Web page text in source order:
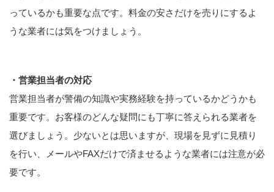
っているかも重要な点です。料金の安さだけを売りにするよ
うな業者には気をつけましょう。
・営業担当者の対応
営業担当者が警備の知識や実務経験を持っているかどうかも
重要です。お客様のどんな疑問にも丁寧に答えられる業者を
選びましょう。少ないとは思いますが、現場を見ずに見積り
を行い、メールやFAXだけで済ませるような業者には注意が必
要です。